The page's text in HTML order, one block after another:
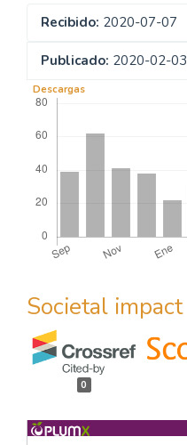
Recibido: 2020-07-07
Publicado: 2020-02-03
Descargas
Societal impact
0